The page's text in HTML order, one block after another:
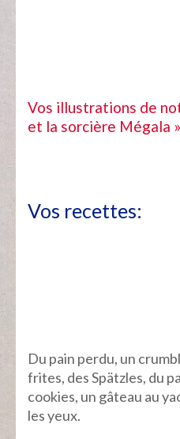
Vos illustrations de
et la sorcière Mégala »
Vos recettes:
Du pain perdu, un
frites, des Spätzles, du
cookies, un gâteau au
les yeux.